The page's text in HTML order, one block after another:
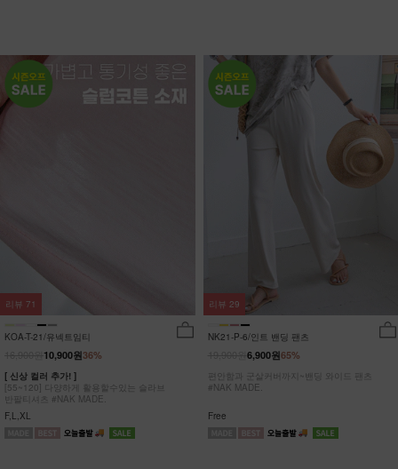
KOA-T-21/유넥트임티
36%
10,900원
[ 신상 컬러 추가! ]
[55~120] 다양하게 활용할수있는 슬라브
반팔티셔츠 #NAK MADE.
F,L,XL
리뷰 71
NK21-P-6/인트 밴딩 팬츠
65%
6,900원
편안함과 군살커버까지~밴딩 와이드 팬츠
#NAK MADE.
Free
리뷰 29